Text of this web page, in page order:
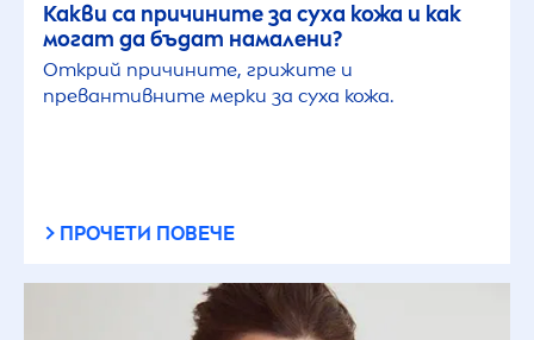
Какви са причините за суха кожа и как
могат да бъдат намалени?
Открий причините, грижите и
превантивните мерки за суха кожа.
ПРОЧЕТИ ПОВЕЧЕ